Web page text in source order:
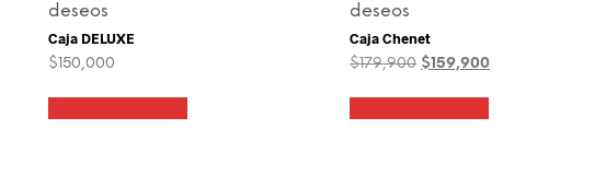
deseos
Caja DELUXE
$150,000
deseos
Caja Chenet
$179,900 El
original
era:
$159,900El